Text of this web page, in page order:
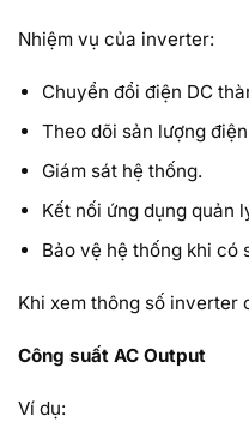
Nhiệm vụ của inverter:
Chuyển đổi điện DC
Theo dõi sản lượng
Giám sát hệ thống.
Kết nối ứng dụng quản
Bảo vệ hệ thống khi có
Khi xem thông số inverter
Công suất AC Output
Ví dụ: